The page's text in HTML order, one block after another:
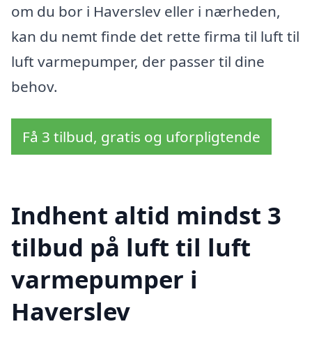
om du bor i Haverslev eller i nærheden,
kan du nemt finde det rette firma til luft til
luft varmepumper, der passer til dine
behov.
Få 3 tilbud, gratis og uforpligtende
Indhent altid mindst 3
tilbud på luft til luft
varmepumper i
Haverslev